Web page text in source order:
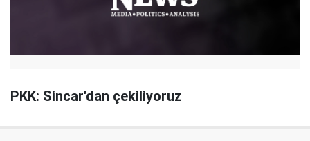
PKK: Sincar'dan çekiliyoruz